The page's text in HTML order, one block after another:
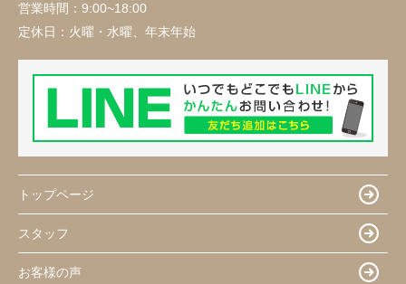
営業時間： 9:00~18:00
定休日： 火曜・水曜、年末年始
トップページ
スタッフ
お客様の声